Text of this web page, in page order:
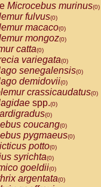
Microcebus murinus(0)
fulvus(0)
macaco(0)
mongoz(0)
catta(0)
variegata(0)
senegalensis(0)
demidovii(0)
crassicaudatus(0)
spp.(0)
(0)
coucang(0)
pygmaeus(0)
potto(0)
syrichta(0)
goeldii(0)
argentata(0)